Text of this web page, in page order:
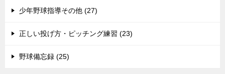
少年野球指導その他 (27)
正しい投げ方・ピッチング練習 (23)
野球備忘録 (25)